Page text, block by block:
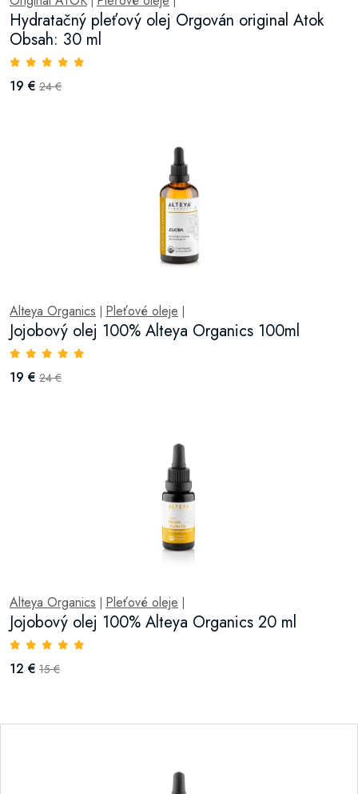
Hydratačný pleťový olej Orgován original Atok
Obsah: 30 ml
19 € 24 €
Alteya Organics Pleťové oleje
Jojobový olej 100% Alteya Organics 100ml
19 € 24 €
Alteya Organics Pleťové oleje
Jojobový olej 100% Alteya Organics 20 ml
12 € 15 €